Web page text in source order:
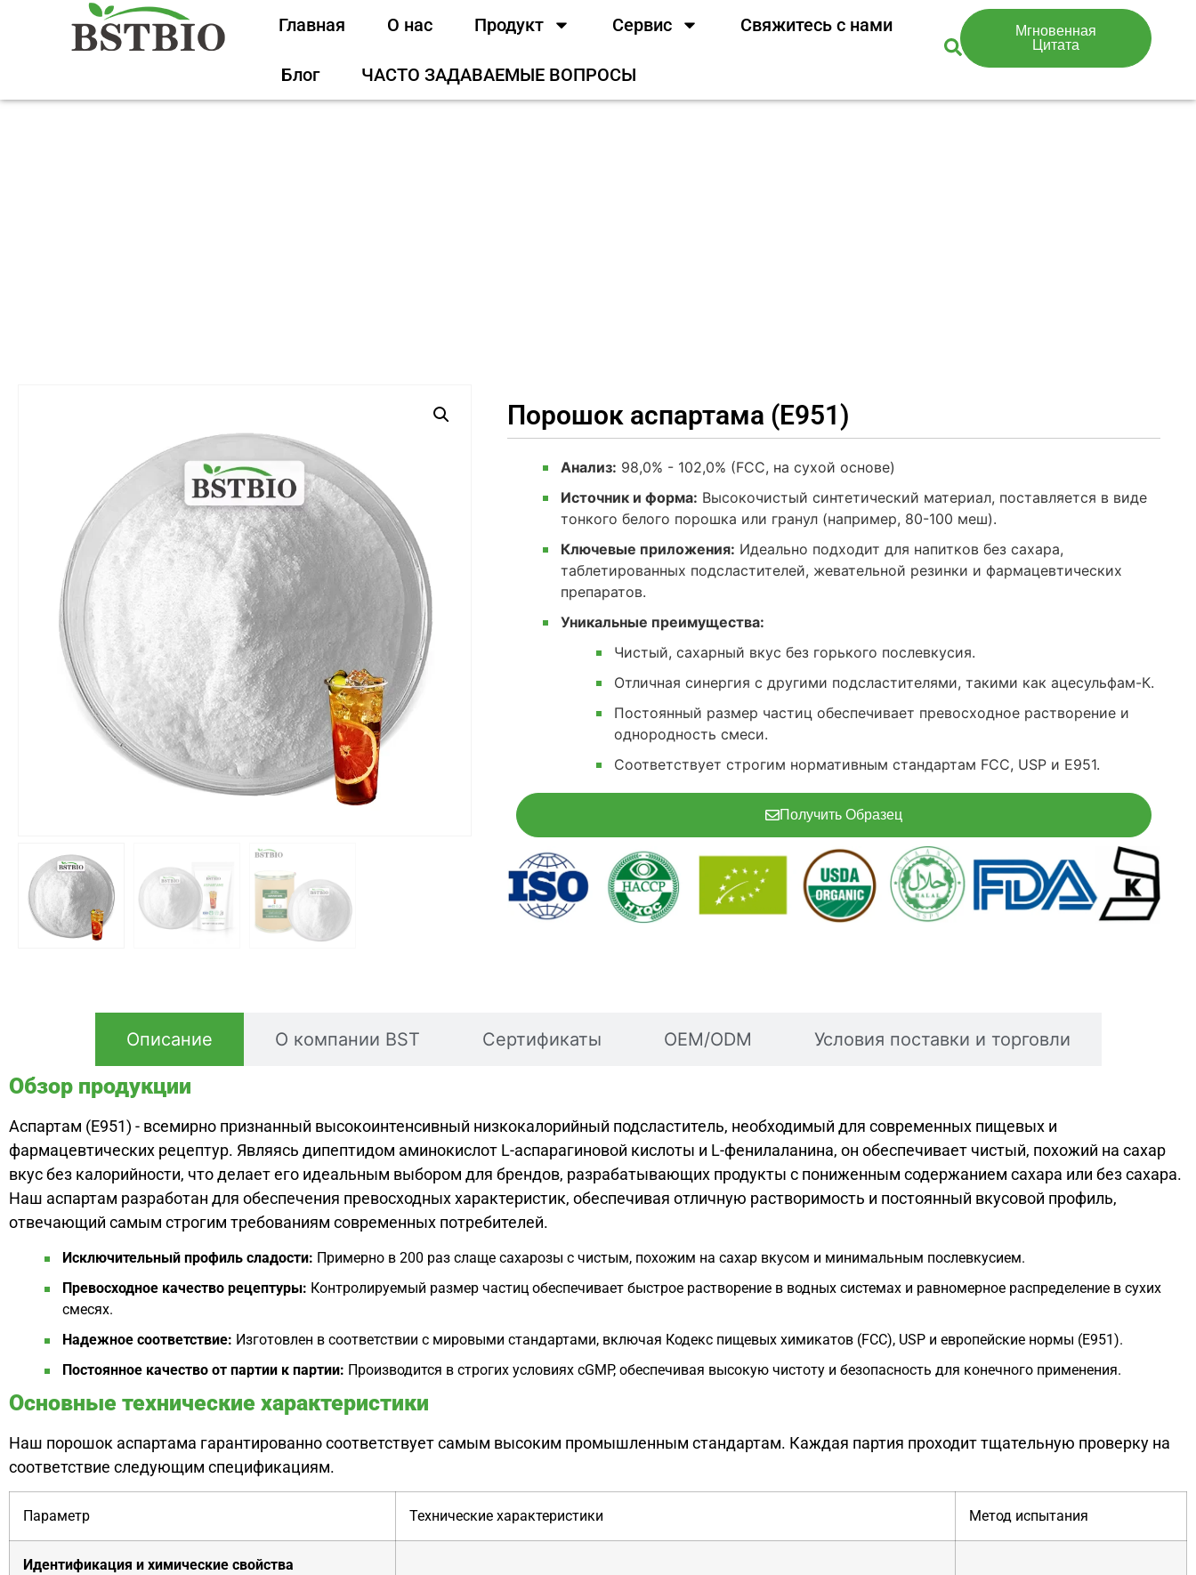
Главная О нас Продукт Сервис Свяжитесь с нами
Блог ЧАСТО ЗАДАВАЕМЫЕ ВОПРОСЫ
Мгновенная
Цитата
Порошок аспартама (E951)
Анализ: 98,0% - 102,0% (FCC, на сухой основе)
Источник и форма: Высокочистый синтетический материал, поставляется в виде
тонкого белого порошка или гранул (например, 80-100 меш).
Ключевые приложения: Идеально подходит для напитков без сахара,
таблетированных подсластителей, жевательной резинки и фармацевтических
препаратов.
Уникальные преимущества:
Чистый, сахарный вкус без горького послевкусия.
Отличная синергия с другими подсластителями, такими как ацесульфам-К.
Постоянный размер частиц обеспечивает превосходное растворение и
однородность смеси.
Соответствует строгим нормативным стандартам FCC, USP и E951.
Получить Образец
Описание О компании BST Сертификаты OEM/ODM Условия поставки и торговли
Обзор продукции
Аспартам (E951) - всемирно признанный высокоинтенсивный низкокалорийный подсластитель, необходимый для современных пищевых и
фармацевтических рецептур. Являясь дипептидом аминокислот L-аспарагиновой кислоты и L-фенилаланина, он обеспечивает чистый, похожий на сахар
вкус без калорийности, что делает его идеальным выбором для брендов, разрабатывающих продукты с пониженным содержанием сахара или без сахара.
Наш аспартам разработан для обеспечения превосходных характеристик, обеспечивая отличную растворимость и постоянный вкусовой профиль,
отвечающий самым строгим требованиям современных потребителей.
Исключительный профиль сладости: Примерно в 200 раз слаще сахарозы с чистым, похожим на сахар вкусом и минимальным послевкусием.
Превосходное качество рецептуры: Контролируемый размер частиц обеспечивает быстрое растворение в водных системах и равномерное распределение в сухих
смесях.
Надежное соответствие: Изготовлен в соответствии с мировыми стандартами, включая Кодекс пищевых химикатов (FCC), USP и европейские нормы (E951).
Постоянное качество от партии к партии: Производится в строгих условиях cGMP, обеспечивая высокую чистоту и безопасность для конечного применения.
Основные технические характеристики
Наш порошок аспартама гарантированно соответствует самым высоким промышленным стандартам. Каждая партия проходит тщательную проверку на
соответствие следующим спецификациям.
Параметр Технические характеристики Метод испытания
Идентификация и химические свойства